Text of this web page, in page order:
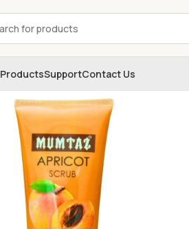
ProductsSupportContact Us